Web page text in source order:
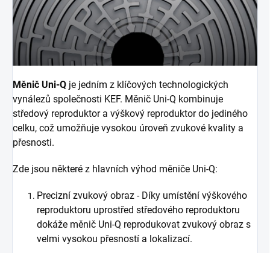
Měnič Uni-Q je jedním z klíčových technologických
vynálezů společnosti KEF. Měnič Uni-Q kombinuje
středový reproduktor a výškový reproduktor do jediného
celku, což umožňuje vysokou úroveň zvukové kvality a
přesnosti.
Zde jsou některé z hlavních výhod měniče Uni-Q:
Precizní zvukový obraz - Díky umístění výškového
reproduktoru uprostřed středového reproduktoru
dokáže měnič Uni-Q reprodukovat zvukový obraz s
velmi vysokou přesností a lokalizací.